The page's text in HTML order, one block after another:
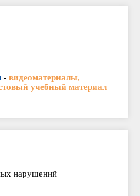
- видеоматериалы,
учебный материал
нарушений